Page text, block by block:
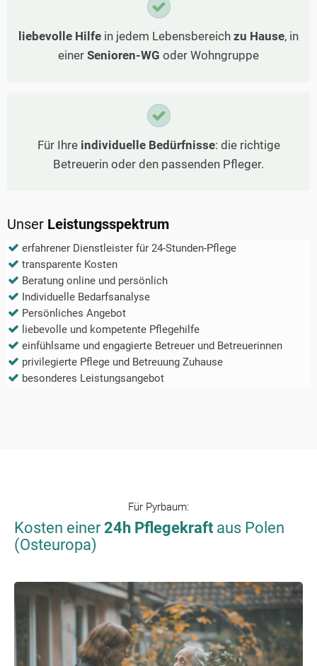
liebevolle Hilfe in jedem Lebensbereich zu Hause, in
einer Senioren-WG oder Wohngruppe
Für Ihre individuelle Bedürfnisse: die richtige
Betreuerin oder den passenden Pfleger.
Unser Leistungsspektrum
erfahrener Dienstleister für 24-Stunden-Pflege
transparente Kosten
Beratung online und persönlich
Individuelle Bedarfsanalyse
Persönliches Angebot
liebevolle und kompetente Pflegehilfe
einfühlsame und engagierte Betreuer und Betreuerinnen
privilegierte Pflege und Betreuung Zuhause
besonderes Leistungsangebot
Für Pyrbaum:
Kosten einer24h Pflegekraft aus Polen
(Osteuropa)